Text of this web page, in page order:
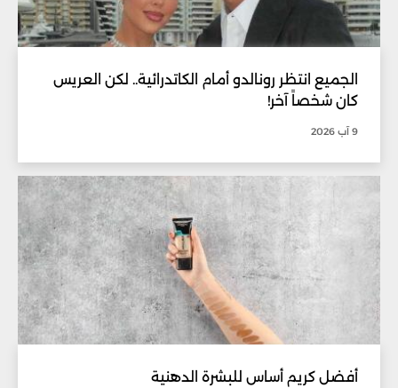
الجميع انتظر رونالدو أمام الكاتدرائية.. لكن العريس
كان شخصاً آخر!
9 آب 2026
أفضل كريم أساس للبشرة الدهنية